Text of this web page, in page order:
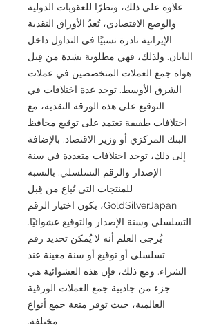
علاوة على ذلك، ونظرًا للعقوبات الدولية
والوضع الاقتصادي، تُعدّ الأوراق النقدية
الإيرانية نادرة نسبيًا في التداول داخل
اليابان. ولذلك، فهي مطلوبة بشدة من قِبل
هواة جمع العملات المتخصصين في عملات
الشرق الأوسط. توجد عدة اختلافات في
التوقيع على هذه الورقة النقدية، مع
اختلافات طفيفة تعتمد على توقيع محافظ
البنك المركزي أو وزير الاقتصاد. بالإضافة
إلى ذلك، توجد اختلافات متعددة في سنة
الإصدار والرقم التسلسلي. بالنسبة
للمنتجات التي تُباع من قِبل
GoldSilverJapan، يكون اختيار الرقم
التسلسلي وسنة الإصدار والتوقيع عشوائيًا.
يُرجى العلم أنه لا يُمكن تحديد رقم
تسلسلي أو توقيع أو سنة معينة عند
الشراء. ومع ذلك، فإن هذه العشوائية هي
جزء من جاذبية جمع العملات الورقية
العالمية، حيث توفر متعة جمع أنواع
مختلفة.